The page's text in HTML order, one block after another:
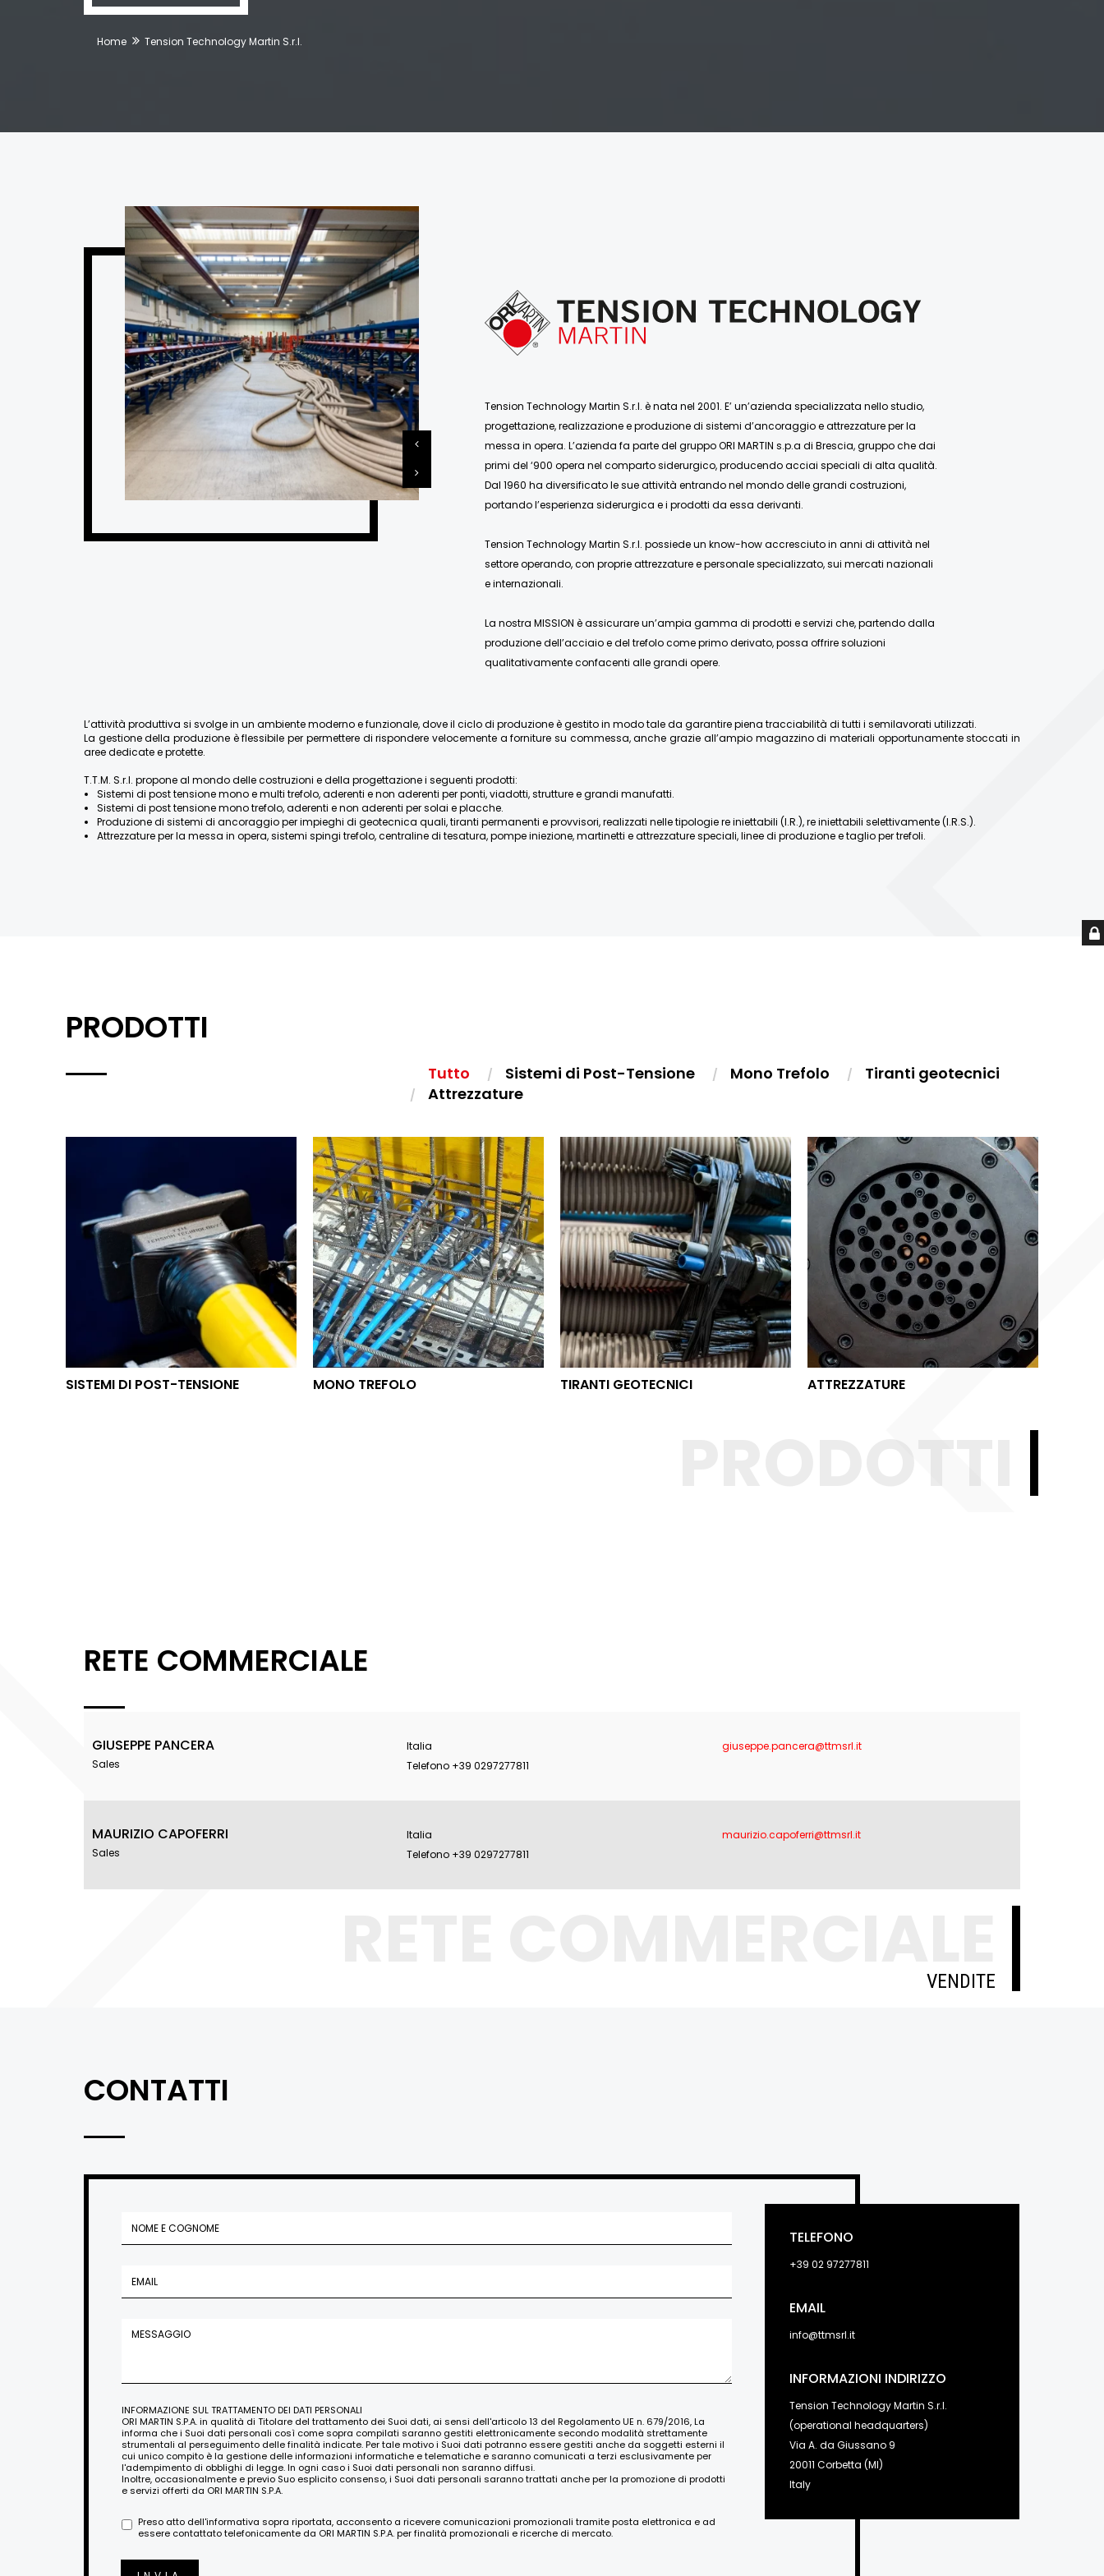
Home Tension Technology Martin S.r.l.
Tension Technology Martin S.r.l. è nata nel 2001. E’ un’azienda specializzata nello studio,
progettazione, realizzazione e produzione di sistemi d’ancoraggio e attrezzature per la
messa in opera. L’azienda fa parte del gruppo ORI MARTIN s.p.a di Brescia, gruppo che dai
primi del ‘900 opera nel comparto siderurgico, producendo acciai speciali di alta qualità.
Dal 1960 ha diversificato le sue attività entrando nel mondo delle grandi costruzioni,
portando l’esperienza siderurgica e i prodotti da essa derivanti.
Tension Technology Martin S.r.l. possiede un know-how accresciuto in anni di attività nel
settore operando, con proprie attrezzature e personale specializzato, sui mercati nazionali
e internazionali.
La nostra MISSION è assicurare un’ampia gamma di prodotti e servizi che, partendo dalla
produzione dell’acciaio e del trefolo come primo derivato, possa offrire soluzioni
qualitativamente confacenti alle grandi opere.
L’attività produttiva si svolge in un ambiente moderno e funzionale, dove il ciclo di produzione è gestito in modo tale da garantire piena tracciabilità di tutti i semilavorati utilizzati.
La gestione della produzione è flessibile per permettere di rispondere velocemente a forniture su commessa, anche grazie all’ampio magazzino di materiali opportunamente stoccati in
aree dedicate e protette.
T.T.M. S.r.l. propone al mondo delle costruzioni e della progettazione i seguenti prodotti:
Sistemi di post tensione mono e multi trefolo, aderenti e non aderenti per ponti, viadotti, strutture e grandi manufatti.
Sistemi di post tensione mono trefolo, aderenti e non aderenti per solai e placche.
Produzione di sistemi di ancoraggio per impieghi di geotecnica quali, tiranti permanenti e provvisori, realizzati nelle tipologie re iniettabili (I.R.), re iniettabili selettivamente (I.R.S.).
Attrezzature per la messa in opera, sistemi spingi trefolo, centraline di tesatura, pompe iniezione, martinetti e attrezzature speciali, linee di produzione e taglio per trefoli.
PRODOTTI
Tutto Sistemi di Post-Tensione Mono Trefolo
Tiranti geotecnici
Attrezzature
SISTEMI DI POST-TENSIONE
MONO TREFOLO
MONO TREFOLO
TIRANTI GEOTECNICI
TIRANTI GEOTECNICI
ATTREZZATURE
ATTREZZATURE
RETE COMMERCIALE
GIUSEPPE PANCERA
Sales
Italia
Telefono +39 0297277811
giuseppe.pancera@ttmsrl.it
MAURIZIO CAPOFERRI
Sales
Italia
Telefono +39 0297277811
maurizio.capoferri@ttmsrl.it
VENDITE
CONTATTI
INFORMAZIONE SUL TRATTAMENTO DEI DATI PERSONALI
ORI MARTIN S.P.A. in qualità di Titolare del trattamento dei Suoi dati, ai sensi dell'articolo 13 del Regolamento UE n. 679/2016, La
informa che i Suoi dati personali così come sopra compilati saranno gestiti elettronicamente secondo modalità strettamente
strumentali al perseguimento delle finalità indicate. Per tale motivo i Suoi dati potranno essere gestiti anche da soggetti esterni il
cui unico compito è la gestione delle informazioni informatiche e telematiche e saranno comunicati a terzi esclusivamente per
l'adempimento di obblighi di legge. In ogni caso i Suoi dati personali non saranno diffusi.
Inoltre, occasionalmente e previo Suo esplicito consenso, i Suoi dati personali saranno trattati anche per la promozione di prodotti
e servizi offerti da ORI MARTIN S.P.A.
Preso atto dell'informativa sopra riportata, acconsento a ricevere comunicazioni promozionali tramite posta elettronica e ad
essere contattato telefonicamente da ORI MARTIN S.P.A. per finalità promozionali e ricerche di mercato.
TELEFONO
+39 02 97277811
EMAIL
info@ttmsrl.it
INFORMAZIONI INDIRIZZO
Tension Technology Martin S.r.l.
(operational headquarters)
Via A. da Giussano 9
20011 Corbetta (MI)
Italy